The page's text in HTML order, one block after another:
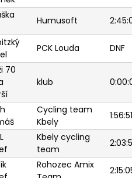
Humusoft
PCK Louda DNF
70
klub
Cycling team
Kbely
1:56:51
Kbely cycling
team
Rohozec Amix